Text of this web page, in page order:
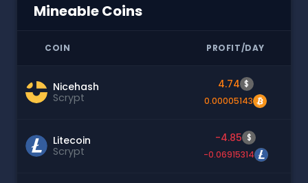
Mineable Coins
COIN PROFIT/DAY
Nicehash
Scrypt
4.74 $
0.00005143
Litecoin
Scrypt
-4.85 $
-0.06915314